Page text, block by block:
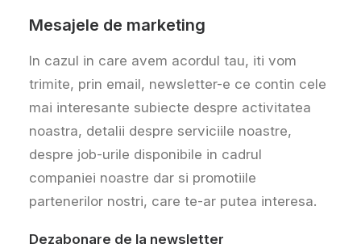
Mesajele de marketing
In cazul in care avem acordul tau, iti vom
trimite, prin email, newsletter-e ce contin cele
mai interesante subiecte despre activitatea
noastra, detalii despre serviciile noastre,
despre job-urile disponibile in cadrul
companiei noastre dar si promotiile
partenerilor nostri, care te-ar putea interesa.
Dezabonare de la newsletter